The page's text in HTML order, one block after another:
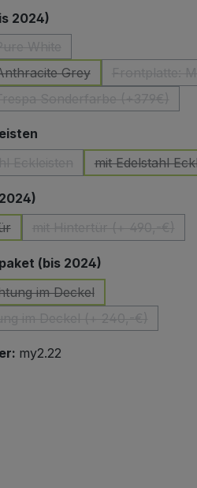
2024)auswählen
Option ist zurzeit nicht verfügbar.)
Grey
(Diese Option ist zurzeit nicht
(Diese Option ist zurzeit nicht
auswählen
Option ist zurzeit nicht
mit Edelstahl
auswählen
ist zurzeit nicht verfügbar.)
(bis 2024)auswählen
im Deckel
(Diese Option ist zurzeit nicht
(Diese Option ist zurzeit nicht
my2.22